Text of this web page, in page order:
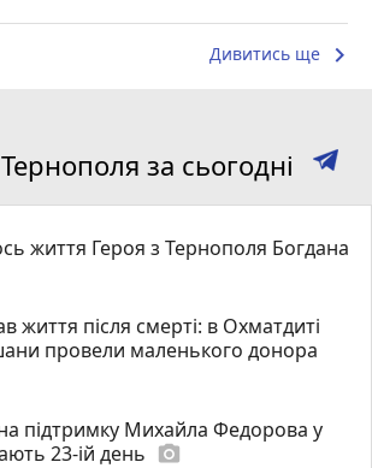
Дивитись ще keyboard_arrow_right
за сьогодні
життя Героя з Тернополя Богдана
життя після смерті: в Охматдиті
провели маленького донора
підтримку Михайла Федорова у
23-ій день photo_camera